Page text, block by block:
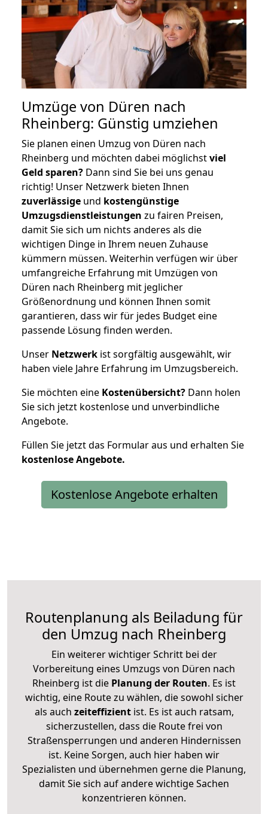
Umzüge von Düren nach
Rheinberg: Günstig umziehen
Sie planen einen Umzug von Düren nach
Rheinberg und möchten dabei möglichstviel
Geld sparen? Dann sind Sie bei uns genau
richtig! Unser Netzwerk bieten Ihnen
zuverlässige und kostengünstige
Umzugsdienstleistungen zu fairen Preisen,
damit Sie sich um nichts anderes als die
wichtigen Dinge in Ihrem neuen Zuhause
kümmern müssen. Weiterhin verfügen wir über
umfangreiche Erfahrung mit Umzügen von
Düren nach Rheinberg mit jeglicher
Größenordnung und können Ihnen somit
garantieren, dass wir für jedes Budget eine
passende Lösung finden werden.
Unser Netzwerk ist sorgfältig ausgewählt, wir
haben viele Jahre Erfahrung im Umzugsbereich.
Sie möchten eine Kostenübersicht? Dann holen
Sie sich jetzt kostenlose und unverbindliche
Angebote.
Füllen Sie jetzt das Formular aus und erhalten Sie
kostenloseAngebote.
Kostenlose Angebote erhalten
Routenplanung als Beiladung für
den Umzug nach Rheinberg
Ein weiterer wichtiger Schritt bei der
Vorbereitung eines Umzugs von Düren nach
Rheinberg ist die Planung der Routen. Es ist
wichtig, eine Route zu wählen, die sowohl sicher
als auch zeiteffizientist. Es ist auch ratsam,
sicherzustellen, dass die Route frei von
Straßensperrungen und anderen Hindernissen
ist. Keine Sorgen, auch hier haben wir
Spezialisten und übernehmen gerne die Planung,
damit Sie sich auf andere wichtige Sachen
konzentrieren können.